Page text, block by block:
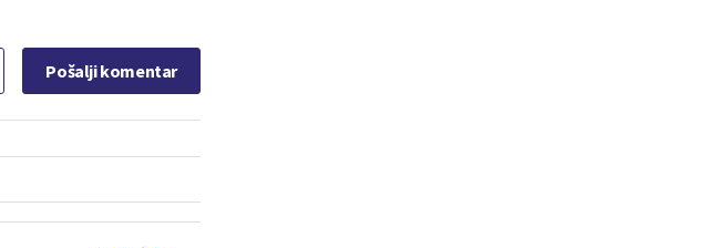
Pošalji komentar